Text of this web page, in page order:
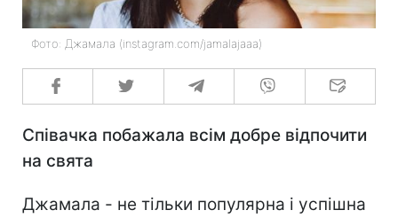
Фото: Джамала (instagram.com/jamalajaaa)
Співачка побажала всім добре відпочити
на свята
Джамала - не тільки популярна і успішна